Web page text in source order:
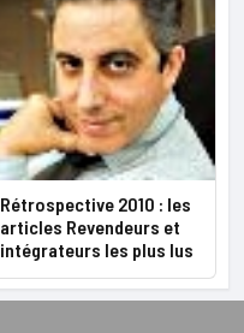
Rétrospective 2010 : les
articles Revendeurs et
intégrateurs les plus lus